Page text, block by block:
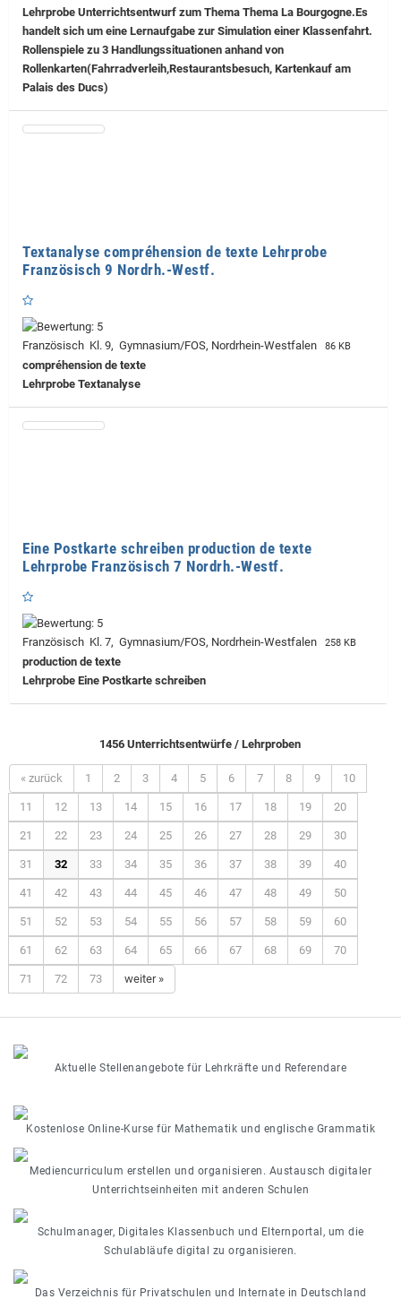
Lehrprobe Unterrichtsentwurf zum Thema Thema La Bourgogne.Es
handelt sich um eine Lernaufgabe zur Simulation einer Klassenfahrt.
Rollenspiele zu 3 Handlungssituationen anhand von
Rollenkarten(Fahrradverleih,Restaurantsbesuch, Kartenkauf am
Palais des Ducs)
Textanalyse compréhension de texte Lehrprobe
Französisch 9 Nordrh.-Westf.
Französisch Kl. 9, Gymnasium/FOS, Nordrhein-Westfalen 86 KB
compréhension de texte
Lehrprobe Textanalyse
Eine Postkarte schreiben production de texte
Lehrprobe Französisch 7 Nordrh.-Westf.
Französisch Kl. 7, Gymnasium/FOS, Nordrhein-Westfalen 258 KB
production de texte
Lehrprobe Eine Postkarte schreiben
1456 Unterrichtsentwürfe / Lehrproben
« zurück 1 2 3 4 5 6 7 8 9 10
11 12 13 14 15 16 17 18 19 20
21 22 23 24 25 26 27 28 29 30
31 32 33 34 35 36 37 38 39 40
41 42 43 44 45 46 47 48 49 50
51 52 53 54 55 56 57 58 59 60
61 62 63 64 65 66 67 68 69 70
71 72 73 weiter »
Aktuelle Stellenangebote für Lehrkräfte und Referendare
Kostenlose Online-Kurse für Mathematik und englische Grammatik
Mediencurriculum erstellen und organisieren. Austausch digitaler
Unterrichtseinheiten mit anderen Schulen
Schulmanager, Digitales Klassenbuch und Elternportal, um die
Schulabläufe digital zu organisieren.
Das Verzeichnis für Privatschulen und Internate in Deutschland